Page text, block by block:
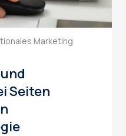
Marketing
Seiten